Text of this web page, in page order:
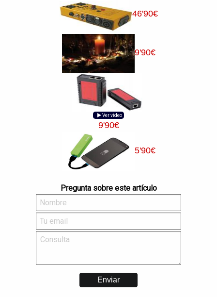
46'90€
9'90€
Ver video
9'90€
5'90€
Pregunta sobre este artículo